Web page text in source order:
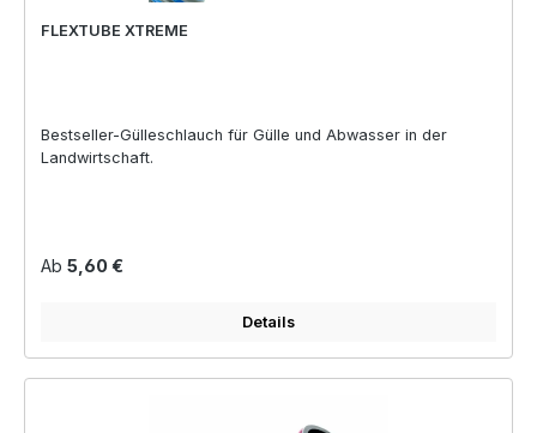
FLEXTUBE XTREME
Bestseller-Gülleschlauch für Gülle und Abwasser in der
Landwirtschaft.
Regulärer Preis:
Ab 5,60 €
Details